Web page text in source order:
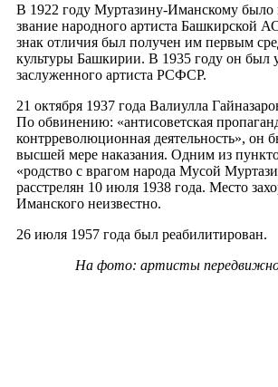
В 1922 году Муртазину-Иманскому было
звание народного артиста Башкирской
знак отличия был получен им первым
культуры Башкирии. В 1935 году он был
заслуженного артиста РСФСР.
21 октября 1937 года Валиулла
По обвинению: «антисоветская
контрреволюционная деятельность», он
высшей мере наказания. Одним из
«родство с врагом народа Мусой
расстрелян 10 июля 1938 года. Место
Иманского неизвестно.
26 июля 1957 года был реабилитирован.
На фото: артисты